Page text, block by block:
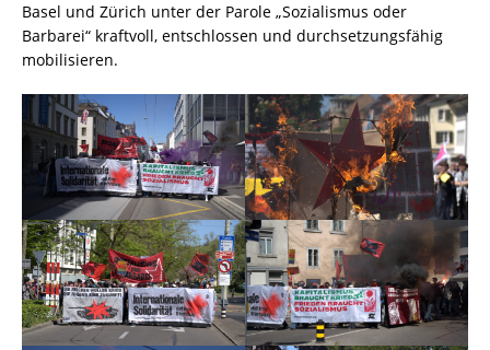
Basel und Zürich unter der Parole „Sozialismus oder
Barbarei“ kraftvoll, entschlossen und durchsetzungsfähig
mobilisieren.